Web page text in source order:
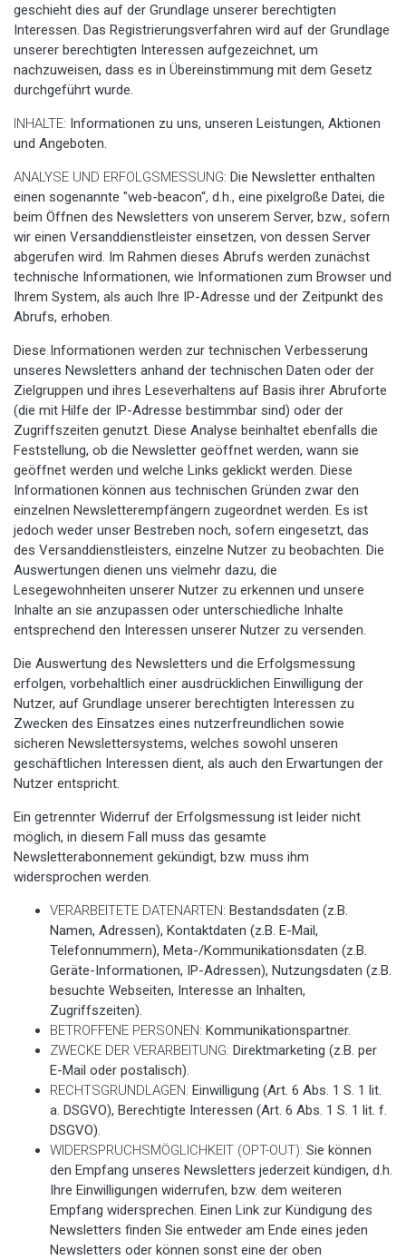
geschieht dies auf der Grundlage unserer berechtigten
Interessen. Das Registrierungsverfahren wird auf der Grundlage
unserer berechtigten Interessen aufgezeichnet, um
nachzuweisen, dass es in Übereinstimmung mit dem Gesetz
durchgeführt wurde.
INHALTE: Informationen zu uns, unseren Leistungen, Aktionen
und Angeboten.
ANALYSE UND ERFOLGSMESSUNG: Die Newsletter enthalten
einen sogenannte "web-beacon“, d.h., eine pixelgroße Datei, die
beim Öffnen des Newsletters von unserem Server, bzw., sofern
wir einen Versanddienstleister einsetzen, von dessen Server
abgerufen wird. Im Rahmen dieses Abrufs werden zunächst
technische Informationen, wie Informationen zum Browser und
Ihrem System, als auch Ihre IP-Adresse und der Zeitpunkt des
Abrufs, erhoben.
Diese Informationen werden zur technischen Verbesserung
unseres Newsletters anhand der technischen Daten oder der
Zielgruppen und ihres Leseverhaltens auf Basis ihrer Abruforte
(die mit Hilfe der IP-Adresse bestimmbar sind) oder der
Zugriffszeiten genutzt. Diese Analyse beinhaltet ebenfalls die
Feststellung, ob die Newsletter geöffnet werden, wann sie
geöffnet werden und welche Links geklickt werden. Diese
Informationen können aus technischen Gründen zwar den
einzelnen Newsletterempfängern zugeordnet werden. Es ist
jedoch weder unser Bestreben noch, sofern eingesetzt, das
des Versanddienstleisters, einzelne Nutzer zu beobachten. Die
Auswertungen dienen uns vielmehr dazu, die
Lesegewohnheiten unserer Nutzer zu erkennen und unsere
Inhalte an sie anzupassen oder unterschiedliche Inhalte
entsprechend den Interessen unserer Nutzer zu versenden.
Die Auswertung des Newsletters und die Erfolgsmessung
erfolgen, vorbehaltlich einer ausdrücklichen Einwilligung der
Nutzer, auf Grundlage unserer berechtigten Interessen zu
Zwecken des Einsatzes eines nutzerfreundlichen sowie
sicheren Newslettersystems, welches sowohl unseren
geschäftlichen Interessen dient, als auch den Erwartungen der
Nutzer entspricht.
Ein getrennter Widerruf der Erfolgsmessung ist leider nicht
möglich, in diesem Fall muss das gesamte
Newsletterabonnement gekündigt, bzw. muss ihm
widersprochen werden.
VERARBEITETE DATENARTEN: Bestandsdaten (z.B.
Namen, Adressen), Kontaktdaten (z.B. E-Mail,
Telefonnummern), Meta-/Kommunikationsdaten (z.B.
Geräte-Informationen, IP-Adressen), Nutzungsdaten (z.B.
besuchte Webseiten, Interesse an Inhalten,
Zugriffszeiten).
BETROFFENE PERSONEN: Kommunikationspartner.
ZWECKE DER VERARBEITUNG: Direktmarketing (z.B. per
E-Mail oder postalisch).
RECHTSGRUNDLAGEN: Einwilligung (Art. 6 Abs. 1 S. 1 lit.
a. DSGVO), Berechtigte Interessen (Art. 6 Abs. 1 S. 1 lit. f.
DSGVO).
WIDERSPRUCHSMÖGLICHKEIT (OPT-OUT): Sie können
den Empfang unseres Newsletters jederzeit kündigen, d.h.
Ihre Einwilligungen widerrufen, bzw. dem weiteren
Empfang widersprechen. Einen Link zur Kündigung des
Newsletters finden Sie entweder am Ende eines jeden
Newsletters oder können sonst eine der oben